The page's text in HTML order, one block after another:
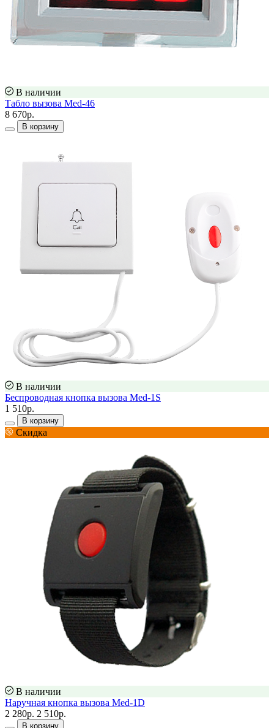
В наличии
Табло вызова Med-46
8 670р.
В корзину
В наличии
Беспроводная кнопка вызова Med-1S
1 510р.
В корзину
Скидка
В наличии
Наручная кнопка вызова Med-1D
2 280р. 2 510р.
В корзину